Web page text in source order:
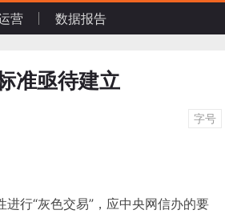
营 数据报告
准亟待建立
字号
行“灰色交易”，应中央网信办的要